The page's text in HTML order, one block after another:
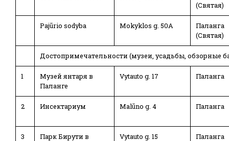
(Святая)
Pajūrio sodyba Mokyklos g. 50A
Паланга
(Святая)
Достопримечательности (музеи, усадьбы, обзорные
1
Музей янтаря в
Паланге
Vytauto g. 17 Паланга
2 Инсектариум Malūno g. 4 Паланга
3
Парк Бирути в
Vytauto g. 15 Паланга